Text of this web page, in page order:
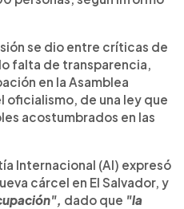
se dio entre críticas de
falta de transparencia,
en la Asamblea
oficialismo, de una ley que
acostumbrados en las
Internacional (AI) expresó
cárcel en El Salvador, y
dado que "la